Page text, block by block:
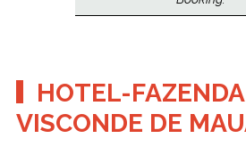
HOTEL-
VISCONDE DE